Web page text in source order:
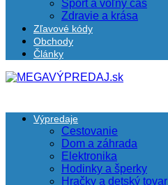
Šport a voľný čas
Zdravie a krása
Zľavové kódy
Obchody
Články
Výpredaje
Cestovanie
Dom a záhrada
Elektronika
Hodinky a šperky
Hračky a detský tovar